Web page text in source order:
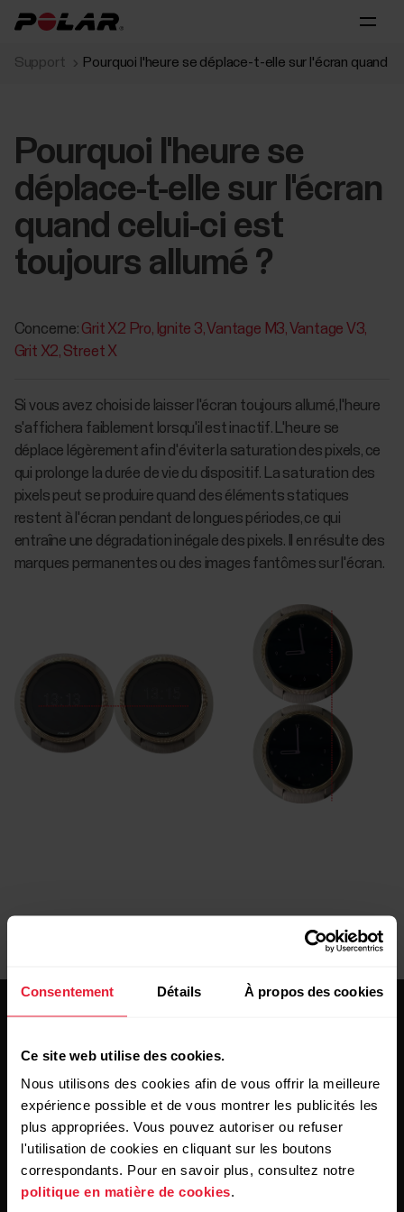
Consentement Détails À propos des cookies
Ce site web utilise des cookies.
Nous utilisons des cookies afin de vous offrir la meilleure
expérience possible et de vous montrer les publicités les
plus appropriées. Vous pouvez autoriser ou refuser
l'utilisation de cookies en cliquant sur les boutons
correspondants. Pour en savoir plus, consultez notre
politique en matière de cookies.
Support Pourquoi l'heure se déplace-t-elle sur l'écran quand
Pourquoi l'heure se
déplace-t-elle sur l'écran
quand celui-ci est
toujours allumé ?
Concerne: Grit X2 Pro Ignite 3 Vantage M3 Vantage V3
Grit X2 Street X
Si vous avez choisi de laisser l'écran toujours allumé, l'heure
s'affichera faiblement lorsqu'il est inactif. L'heure se
déplace légèrement afin d'éviter la saturation des pixels, ce
qui prolonge la durée de vie du dispositif. La saturation des
pixels peut se produire quand des éléments statiques
restent à l'écran pendant de longues périodes, ce qui
entraîne une dégradation inégale des pixels. Il en résulte des
marques permanentes ou des images fantômes sur l'écran.
Restez au courant !
Inscrivez-vous à notre newsletter bimensuelle pour
recevoir nos actualités directement dans votre boîte mail.